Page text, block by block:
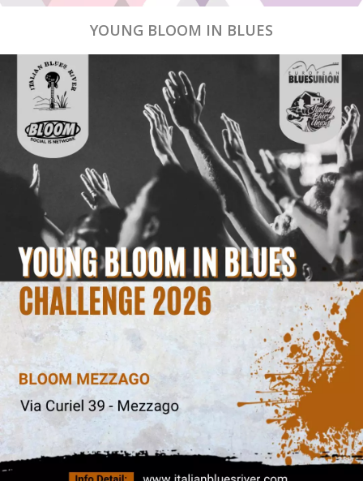
YOUNG BLOOM IN BLUES